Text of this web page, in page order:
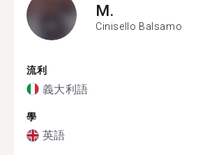
M.
Cinisello Balsamo
流利
義大利語
學
英語